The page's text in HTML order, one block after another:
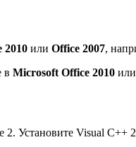
2010 или Office 2007,
в Microsoft Office 2010 или
Установите Visual C++